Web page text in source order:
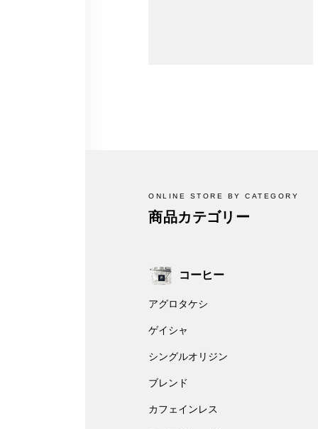
ONLINE STORE BY CATEGORY
商品カテゴリー
コーヒー
アグロタケシ
ゲイシャ
シングルオリジン
ブレンド
カフェインレス